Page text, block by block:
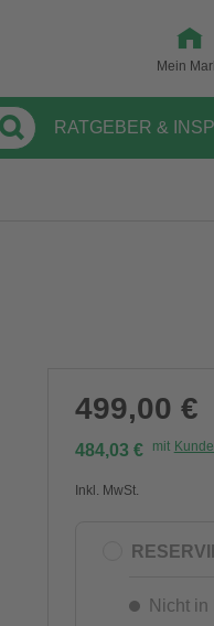
Mein
RATGEBER &
499,00 €
484,03 € mit
Inkl. MwSt.
Nicht in